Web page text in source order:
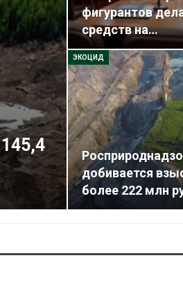
фигурантов
средств на…
ЭКОЦИД
добивается
более 222 млн